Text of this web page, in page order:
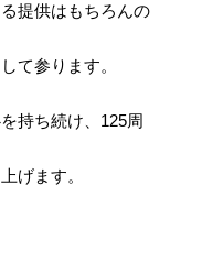
提供はもちろんの
て参ります。
持ち続け、125周
げます。